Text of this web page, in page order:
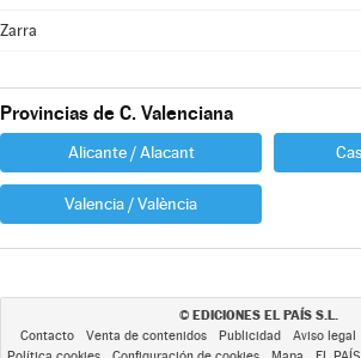
Zarra
Provincias de C. Valenciana
Alicante / Alacant
Valencia / València
© EDICIONES EL PAÍS S.L.
Contacto Venta de contenidos Publicidad Aviso legal